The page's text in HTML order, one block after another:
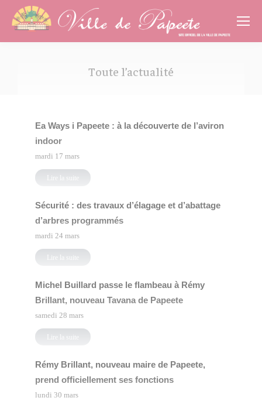
Toute l’actualité
Ea Ways i Papeete : à la découverte de l’aviron
indoor
mardi 17 mars
Lire la suite
Sécurité : des travaux d’élagage et d’abattage
d’arbres programmés
mardi 24 mars
Lire la suite
Michel Buillard passe le flambeau à Rémy
Brillant, nouveau Tavana de Papeete
samedi 28 mars
Lire la suite
Rémy Brillant, nouveau maire de Papeete,
prend officiellement ses fonctions
lundi 30 mars
Cookies management panel